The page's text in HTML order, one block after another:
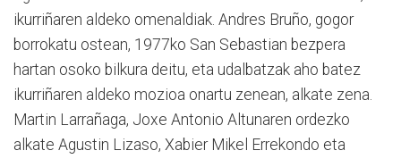
ikurriñaren aldeko omenaldiak. Andres Bruño, gogor
borrokatu ostean, 1977ko San Sebastian bezpera
hartan osoko bilkura deitu, eta udalbatzak aho batez
ikurriñaren aldeko mozioa onartu zenean, alkate zena.
Martin Larrañaga, Joxe Antonio Altunaren ordezko
alkate Agustin Lizaso, Xabier Mikel Errekondo eta